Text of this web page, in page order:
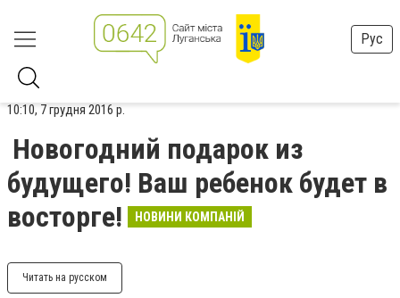
Рус
10:10, 7 грудня 2016 р.
Новогодний подарок из
будущего! Ваш ребенок будет в
восторге!
НОВИНИ КОМПАНІЙ
Читать на русском